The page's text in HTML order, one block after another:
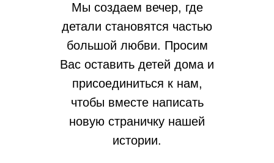
Мы создаем вечер, где
детали становятся частью
большой любви. Просим
Вас оставить детей дома и
присоединиться к нам,
чтобы вместе написать
новую страничку нашей
истории.
0:0:0:0